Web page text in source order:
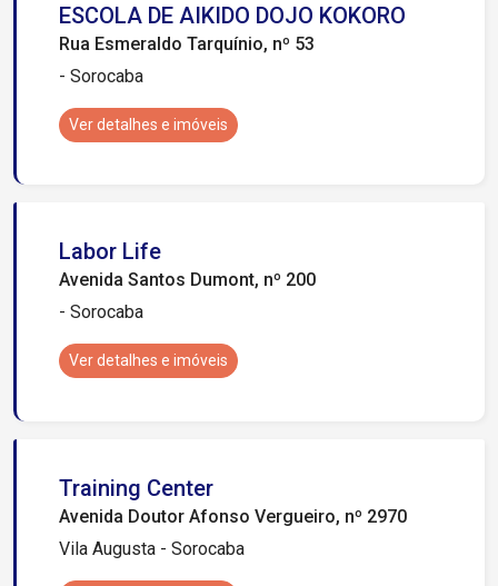
ESCOLA DE AIKIDO DOJO KOKORO
Rua Esmeraldo Tarquínio, nº 53
- Sorocaba
Ver detalhes e imóveis
Labor Life
Avenida Santos Dumont, nº 200
- Sorocaba
Ver detalhes e imóveis
Training Center
Avenida Doutor Afonso Vergueiro, nº 2970
Vila Augusta - Sorocaba